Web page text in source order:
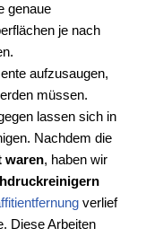
genaue
je nach
aufzusaugen,
müssen.
lassen sich in
Nachdem die
waren, haben wir
verlief
Diese Arbeiten